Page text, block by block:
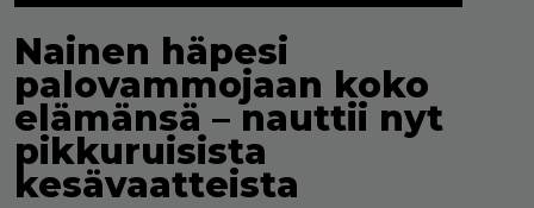
Nainen häpesi
palovammojaan koko
elämänsä – nauttii nyt
pikkuruisista
kesävaatteista